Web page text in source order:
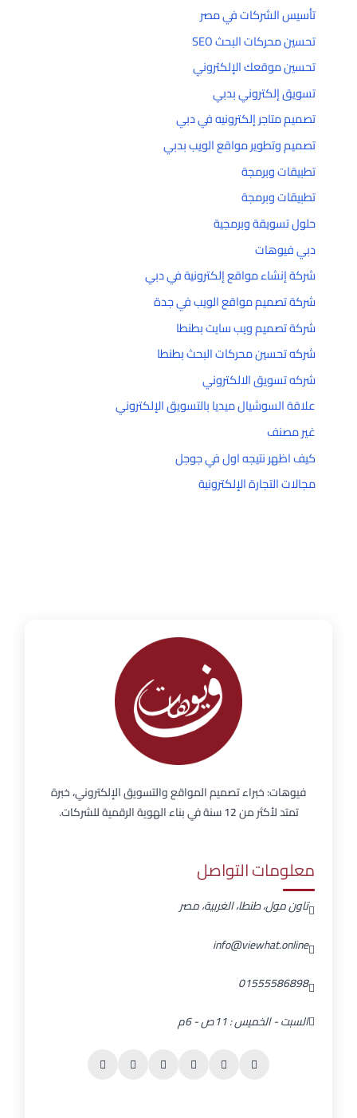
تأسيس الشركات في مصر
تحسين محركات البحث SEO
تحسين موقعك الإلكتروني
تسويق إلكتروني بدبي
تصميم متاجر إلكترونيه في دبي
تصميم وتطوير مواقع الويب بدبي
تطبيقات وبرمجة
تطبيقات وبرمجة
حلول تسويقة وبرمجية
دبي فيوهات
شركة إنشاء مواقع إلكترونية في دبي
شركة تصميم مواقع الويب في جدة
شركة تصميم ويب سايت بطنطا
شركه تحسين محركات البحث بطنطا
شركه تسويق الالكتروني
علاقة السوشيال ميديا بالتسويق الإلكتروني
غير مصنف
كيف اظهر نتيجه اول في جوجل
مجالات التجارة الإلكترونية
فيوهات: خبراء تصميم المواقع والتسويق الإلكتروني، خبرة
تمتد لأكثر من 12 سنة في بناء الهوية الرقمية للشركات.
معلومات التواصل
تاون مول، طنطا، الغربية، مصر
info@viewhat.online
01555586898
السبت - الخميس : 11ص - 6م